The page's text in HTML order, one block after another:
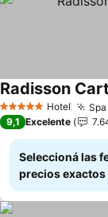
5 Estrellas Hotel
Radisson
9,1 Excelente
Seleccioná las
precios exactos